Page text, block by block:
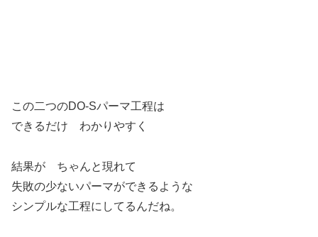
この二つのDO-Sパーマ工程は
できるだけ わかりやすく
結果が ちゃんと現れて
失敗の少ないパーマができるような
シンプルな工程にしてるんだね。